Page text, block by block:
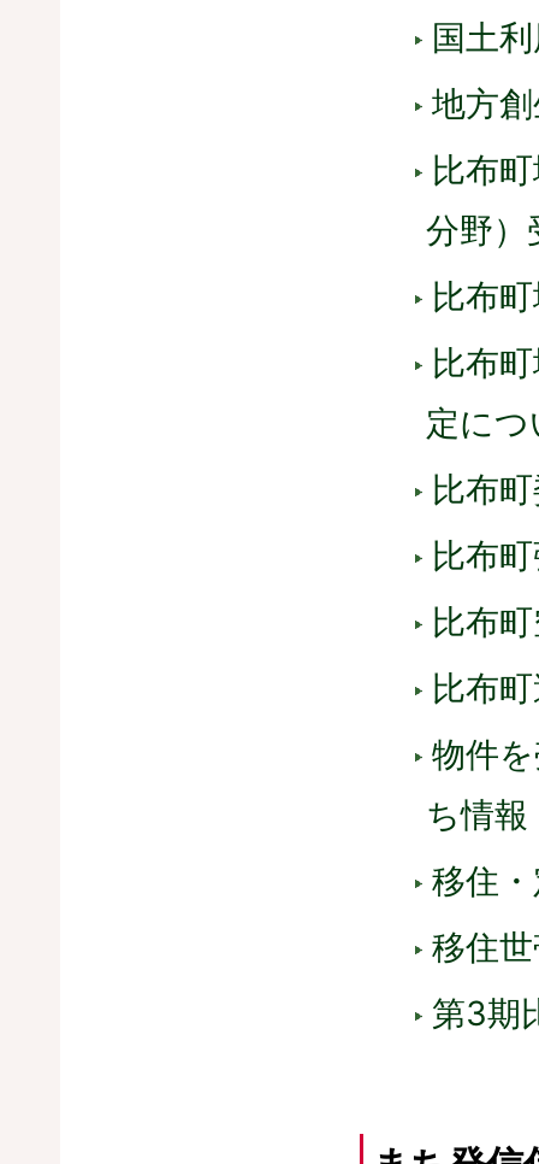
国土
地方
比布
分野）
比布
比布
定に
比布
比布
比布
比布
物件
ち情報
移住
移住
第3期